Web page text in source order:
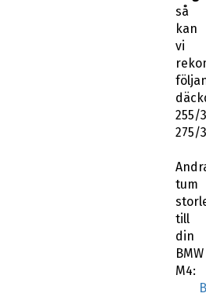
så
kan
vi
255/
275/
tum
till
din
BMW
M4: